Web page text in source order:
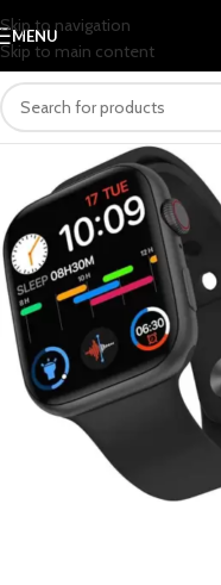
Skip to navigation
Skip to main content
MENU